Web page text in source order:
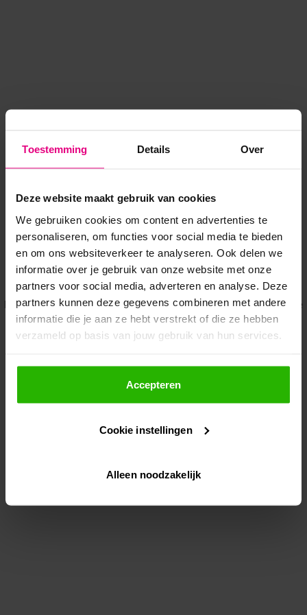
Toestemming Details Over
Deze website maakt gebruik van cookies
We gebruiken cookies om content en advertenties te
personaliseren, om functies voor social media te bieden
en om ons websiteverkeer te analyseren. Ook delen we
informatie over je gebruik van onze website met onze
partners voor social media, adverteren en analyse. Deze
partners kunnen deze gegevens combineren met andere
informatie die je aan ze hebt verstrekt of die ze hebben
verzameld op basis van jouw gebruik van hun services.
Als je op "Accepteer" klikt, dan geef je Voordeeluitjes.nl
toestemming om cookies voor social media en
gepersonaliseerde advertenties te plaatsen.
Lees hier meer over in onsprivacybeleid
Via "Cookie instellingen" kun je ook zelf instellen welke
Accepteren
Cookie instellingen
Alleen noodzakelijk
Application error: a client-side exception has occurred while
loadingwww.voordeeluitjes.nl (see the browser console for more
information).